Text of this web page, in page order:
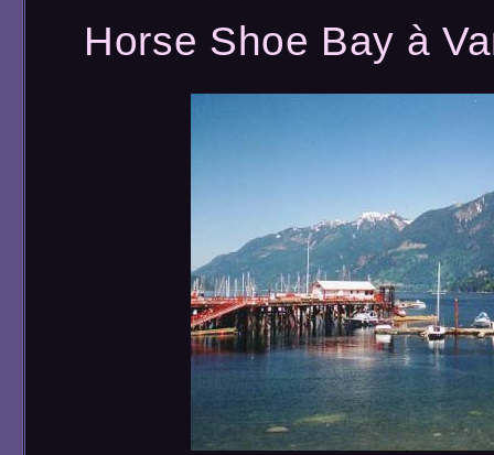
Horse Shoe Bay à